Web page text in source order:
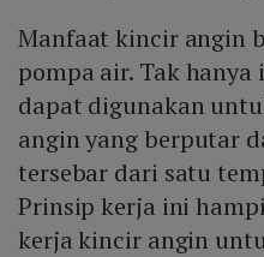
Manfaat kincir angin
pompa air. Tak
dapat digunakan
angin yang berputar
tersebar dari satu
Prinsip kerja ini
kerja kincir angin